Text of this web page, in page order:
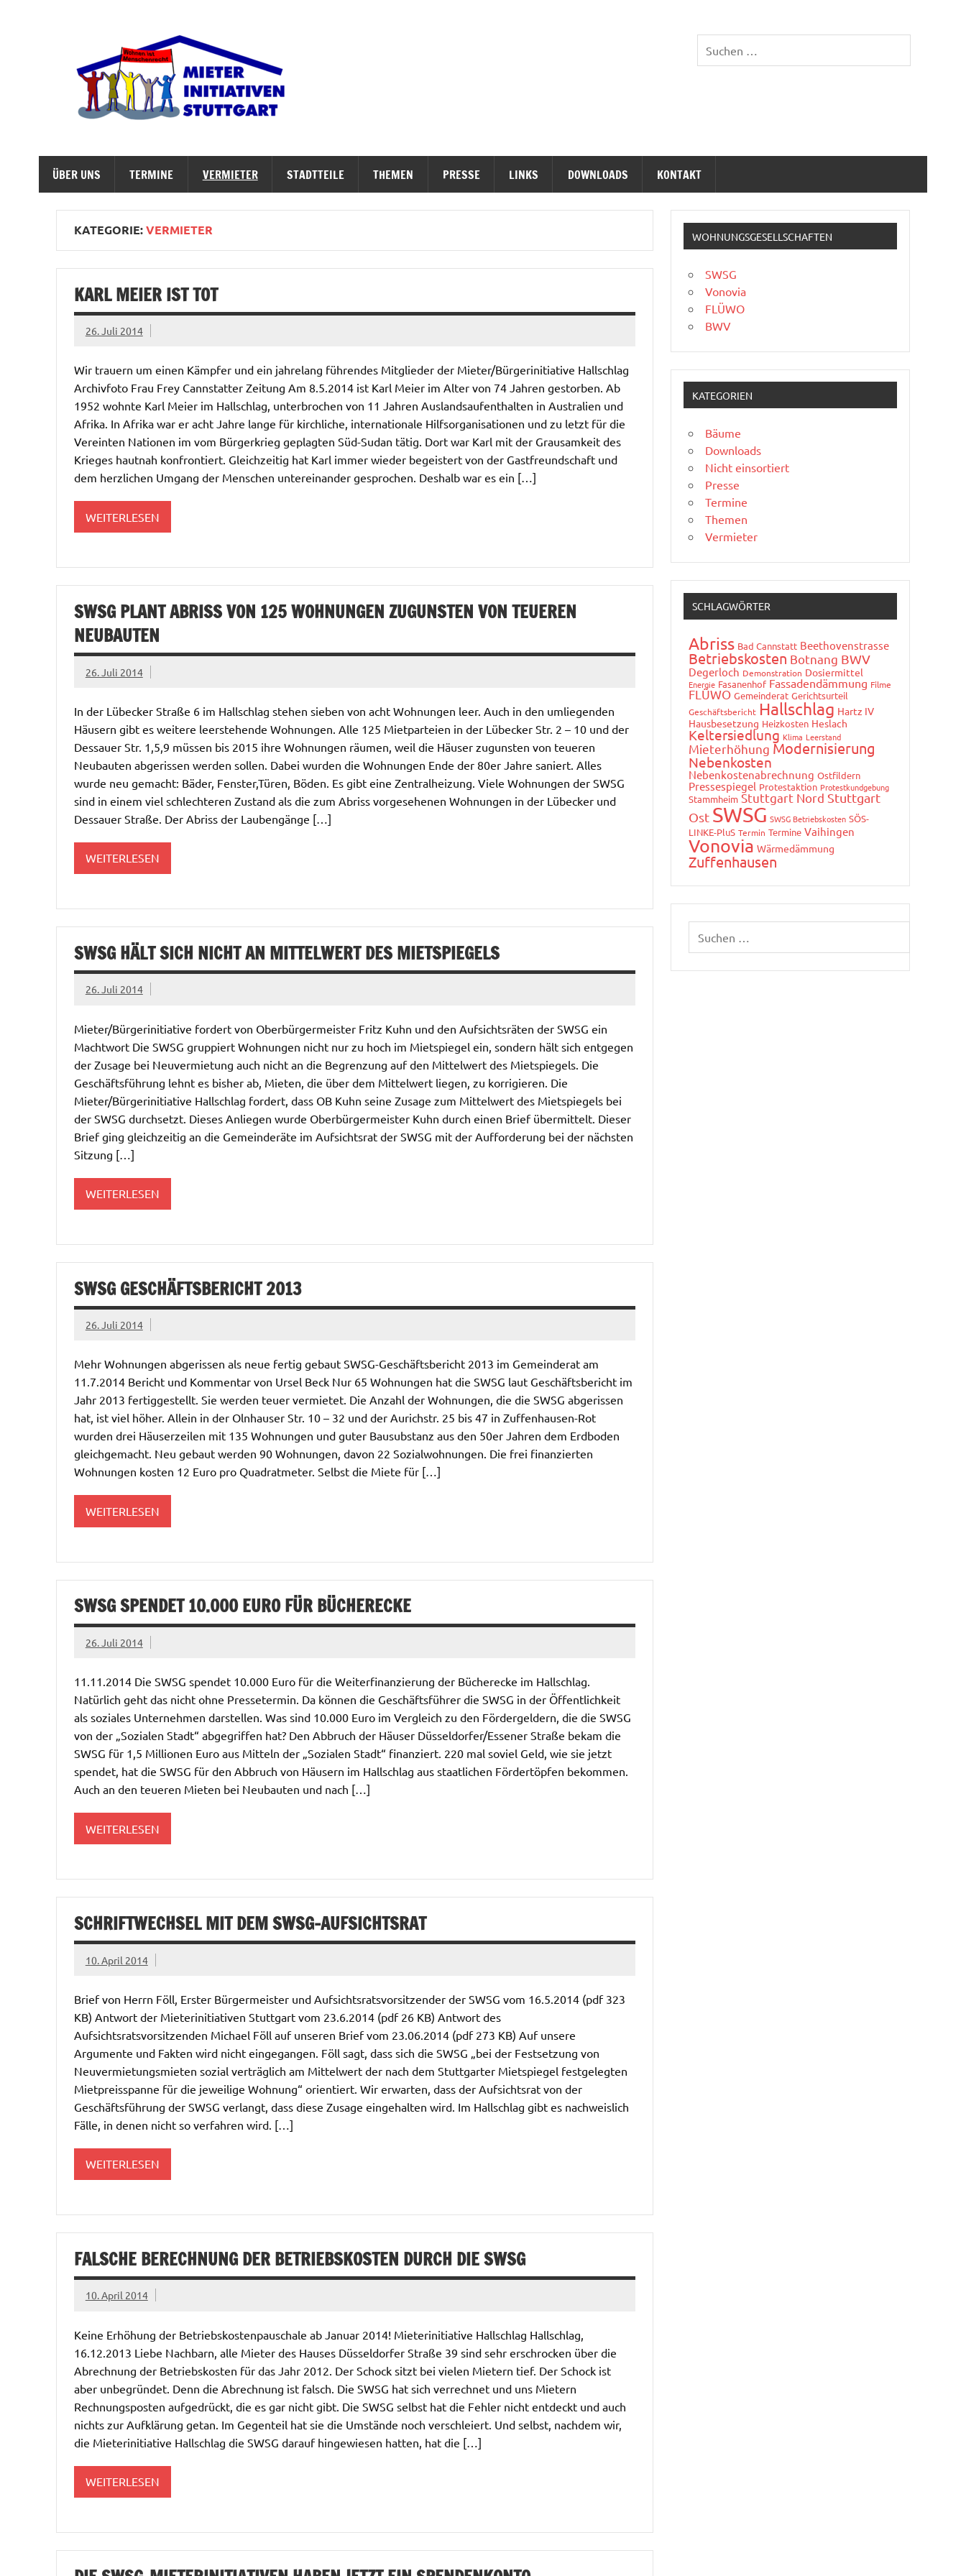
ÜBER UNS TERMINE VERMIETER STADTTEILE THEMEN PRESSE LINKS DOWNLOADS KONTAKT
KATEGORIE:VERMIETER
KARL MEIER IST TOT
26. Juli 2014
Wir trauern um einen Kämpfer und ein jahrelang führendes Mitglieder der Mieter/Bürgerinitiative Hallschlag
Archivfoto Frau Frey Cannstatter Zeitung Am 8.5.2014 ist Karl Meier im Alter von 74 Jahren gestorben. Ab
1952 wohnte Karl Meier im Hallschlag, unterbrochen von 11 Jahren Auslandsaufenthalten in Australien und
Afrika. In Afrika war er acht Jahre lange für kirchliche, internationale Hilfsorganisationen und zu letzt für die
Vereinten Nationen im vom Bürgerkrieg geplagten Süd-Sudan tätig. Dort war Karl mit der Grausamkeit des
Krieges hautnah konfrontiert. Gleichzeitig hat Karl immer wieder begeistert von der Gastfreundschaft und
dem herzlichen Umgang der Menschen untereinander gesprochen. Deshalb war es ein […]
WEITERLESEN
SWSG PLANT ABRISS VON 125 WOHNUNGEN ZUGUNSTEN VON TEUEREN
NEUBAUTEN
26. Juli 2014
In der Lübecker Straße 6 im Hallschlag stehen sieben von acht Wohnungen leer. Auch in den umliegenden
Häusern gibt es weitere leerstehende Wohnungen. Alle 125 Mietparteien in der Lübecker Str. 2 – 10 und der
Dessauer Str. 1,5,9 müssen bis 2015 ihre Wohnungen räumen, weil die Häuser zugunsten von teueren
Neubauten abgerissen werden sollen. Dabei wurden die Wohnungen Ende der 80er Jahre saniert. Alles
wurde neu gemacht: Bäder, Fenster,Türen, Böden. Es gibt eine Zentralheizung. Viele Wohnungen der SWSG
sind in einem viel schlechteren Zustand als die zum Abriss vorgesehenen Wohnungen in der Lübecker und
Dessauer Straße. Der Abriss der Laubengänge […]
WEITERLESEN
SWSG HÄLT SICH NICHT AN MITTELWERT DES MIETSPIEGELS
26. Juli 2014
Mieter/Bürgerinitiative fordert von Oberbürgermeister Fritz Kuhn und den Aufsichtsräten der SWSG ein
Machtwort Die SWSG gruppiert Wohnungen nicht nur zu hoch im Mietspiegel ein, sondern hält sich entgegen
der Zusage bei Neuvermietung auch nicht an die Begrenzung auf den Mittelwert des Mietspiegels. Die
Geschäftsführung lehnt es bisher ab, Mieten, die über dem Mittelwert liegen, zu korrigieren. Die
Mieter/Bürgerinitiative Hallschlag fordert, dass OB Kuhn seine Zusage zum Mittelwert des Mietspiegels bei
der SWSG durchsetzt. Dieses Anliegen wurde Oberbürgermeister Kuhn durch einen Brief übermittelt. Dieser
Brief ging gleichzeitig an die Gemeinderäte im Aufsichtsrat der SWSG mit der Aufforderung bei der nächsten
Sitzung […]
WEITERLESEN
SWSG GESCHÄFTSBERICHT 2013
26. Juli 2014
Mehr Wohnungen abgerissen als neue fertig gebaut SWSG-Geschäftsbericht 2013 im Gemeinderat am
11.7.2014 Bericht und Kommentar von Ursel Beck Nur 65 Wohnungen hat die SWSG laut Geschäftsbericht im
Jahr 2013 fertiggestellt. Sie werden teuer vermietet. Die Anzahl der Wohnungen, die die SWSG abgerissen
hat, ist viel höher. Allein in der Olnhauser Str. 10 – 32 und der Aurichstr. 25 bis 47 in Zuffenhausen-Rot
wurden drei Häuserzeilen mit 135 Wohnungen und guter Bausubstanz aus den 50er Jahren dem Erdboden
gleichgemacht. Neu gebaut werden 90 Wohnungen, davon 22 Sozialwohnungen. Die frei finanzierten
Wohnungen kosten 12 Euro pro Quadratmeter. Selbst die Miete für […]
WEITERLESEN
SWSG SPENDET 10.000 EURO FÜR BÜCHERECKE
26. Juli 2014
11.11.2014 Die SWSG spendet 10.000 Euro für die Weiterfinanzierung der Bücherecke im Hallschlag.
Natürlich geht das nicht ohne Pressetermin. Da können die Geschäftsführer die SWSG in der Öffentlichkeit
als soziales Unternehmen darstellen. Was sind 10.000 Euro im Vergleich zu den Fördergeldern, die die SWSG
von der „Sozialen Stadt“ abgegriffen hat? Den Abbruch der Häuser Düsseldorfer/Essener Straße bekam die
SWSG für 1,5 Millionen Euro aus Mitteln der „Sozialen Stadt“ finanziert. 220 mal soviel Geld, wie sie jetzt
spendet, hat die SWSG für den Abbruch von Häusern im Hallschlag aus staatlichen Fördertöpfen bekommen.
Auch an den teueren Mieten bei Neubauten und nach […]
WEITERLESEN
SCHRIFTWECHSEL MIT DEM SWSG-AUFSICHTSRAT
10. April 2014
Brief von Herrn Föll, Erster Bürgermeister und Aufsichtsratsvorsitzender der SWSG vom 16.5.2014 (pdf 323
KB) Antwort der Mieterinitiativen Stuttgart vom 23.6.2014 (pdf 26 KB) Antwort des
Aufsichtsratsvorsitzenden Michael Föll auf unseren Brief vom 23.06.2014 (pdf 273 KB) Auf unsere
Argumente und Fakten wird nicht eingegangen. Föll sagt, dass sich die SWSG „bei der Festsetzung von
Neuvermietungsmieten sozial verträglich am Mittelwert der nach dem Stuttgarter Mietspiegel festgelegten
Mietpreisspanne für die jeweilige Wohnung“ orientiert. Wir erwarten, dass der Aufsichtsrat von der
Geschäftsführung der SWSG verlangt, dass diese Zusage eingehalten wird. Im Hallschlag gibt es nachweislich
Fälle, in denen nicht so verfahren wird. […]
WEITERLESEN
FALSCHE BERECHNUNG DER BETRIEBSKOSTEN DURCH DIE SWSG
10. April 2014
Keine Erhöhung der Betriebskostenpauschale ab Januar 2014! Mieterinitiative Hallschlag Hallschlag,
16.12.2013 Liebe Nachbarn, alle Mieter des Hauses Düsseldorfer Straße 39 sind sehr erschrocken über die
Abrechnung der Betriebskosten für das Jahr 2012. Der Schock sitzt bei vielen Mietern tief. Der Schock ist
aber unbegründet. Denn die Abrechnung ist falsch. Die SWSG hat sich verrechnet und uns Mietern
Rechnungsposten aufgedrückt, die es gar nicht gibt. Die SWSG selbst hat die Fehler nicht entdeckt und auch
nichts zur Aufklärung getan. Im Gegenteil hat sie die Umstände noch verschleiert. Und selbst, nachdem wir,
die Mieterinitiative Hallschlag die SWSG darauf hingewiesen hatten, hat die […]
WEITERLESEN
WOHNUNGSGESELLSCHAFTEN
SWSG
Vonovia
FLÜWO
BWV
KATEGORIEN
Bäume
Downloads
Nicht einsortiert
Presse
Termine
Themen
Vermieter
SCHLAGWÖRTER
Abriss Bad Cannstatt Beethovenstrasse
Betriebskosten Botnang BWV
Degerloch Demonstration Dosiermittel
Energie Fasanenhof Fassadendämmung Filme
FLÜWO Gemeinderat Gerichtsurteil
Geschäftsbericht Hallschlag Hartz IV
Hausbesetzung Heizkosten Heslach
Keltersiedlung Klima Leerstand
Mieterhöhung Modernisierung
Nebenkosten
Nebenkostenabrechnung Ostfildern
Pressespiegel Protestaktion Protestkundgebung
Stammheim Stuttgart Nord Stuttgart
Ost SWSG SWSG Betriebskosten SÖS-
LINKE-PluS Termin Termine Vaihingen
Vonovia Wärmedämmung
Zuffenhausen